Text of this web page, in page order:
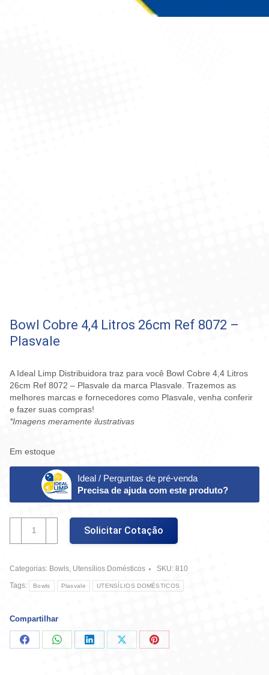
Bowl Cobre 4,4 Litros 26cm Ref 8072 –
Plasvale
A Ideal Limp Distribuidora traz para você Bowl Cobre 4,4 Litros
26cm Ref 8072 – Plasvale da marca Plasvale. Trazemos as
melhores marcas e fornecedores como Plasvale, venha conferir
e fazer suas compras!
*Imagens meramente ilustrativas
Em estoque
Ideal / Perguntas de pré-venda
Precisa de ajuda com este produto?
4,4
26cm
Ref
Plasvale
quantidade
Solicitar Cotação
Categorias: Bowls, Utensílios Domésticos SKU: 810
Tags:
Bowls Plasvale UTENSÍLIOS DOMÉSTICOS
Compartilhar
CompartilharCompartilharCompartilharCompartilharCompartilhar